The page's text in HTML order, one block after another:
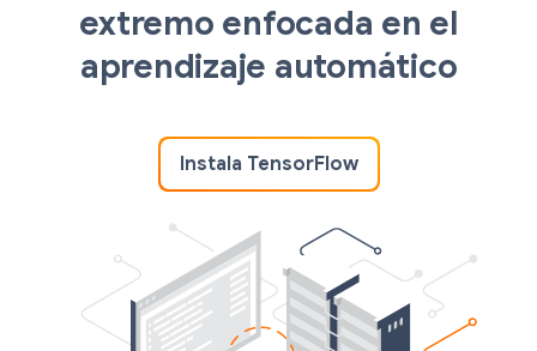
extremo enfocada en el
aprendizaje automático
Instala TensorFlow